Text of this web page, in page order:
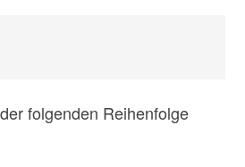
folgenden Reihenfolge